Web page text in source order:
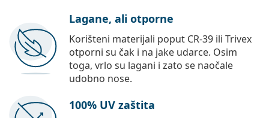
Lagane, ali otporne
Korišteni materijali poput CR-39 ili Trivex
otporni su čak i na jake udarce. Osim
toga, vrlo su lagani i zato se naočale
udobno nose.
100% UV zaštita